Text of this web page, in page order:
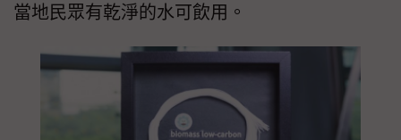
當地民眾有乾淨的水可飲用。